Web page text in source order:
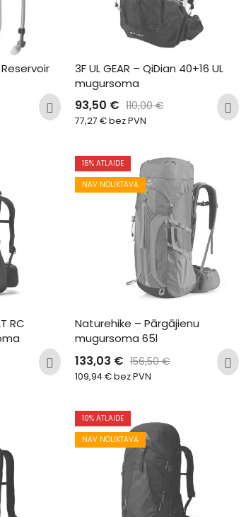
3F UL GEAR – QiDian 40+16 UL
mugursoma
93,50 € 110,00€
77,27 €bez PVN
RC
15% ATLAIDE
NAV NOLIKTAVĀ
Naturehike – Pārgājienu
mugursoma 65l
133,03 € 156,50€
109,94€bez PVN
10% ATLAIDE
NAV NOLIKTAVĀ